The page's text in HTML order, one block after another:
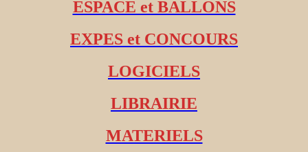
ESPACE et BALLONS
EXPES et CONCOURS
LOGICIELS
LIBRAIRIE
MATERIELS